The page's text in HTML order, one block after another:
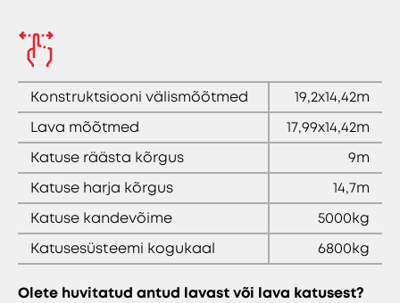
Konstruktsiooni välismõõtmed
19,2x14,42m
Lava mõõtmed
17,99x14,42m
Katuse räästa kõrgus
9m
Katuse harja kõrgus
14,7m
Katuse kandevõime
5000kg
Katusesüsteemi kogukaal
6800kg
Olete huvitatud antud lavast või lava katusest?